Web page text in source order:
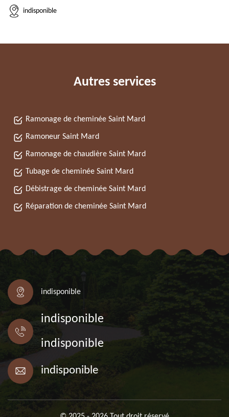
indisponible
Autres services
Ramonage de cheminée Saint Mard
Ramoneur Saint Mard
Ramonage de chaudière Saint Mard
Tubage de cheminée Saint Mard
Débistrage de cheminée Saint Mard
Réparation de cheminée Saint Mard
indisponible
indisponible
indisponible
indisponible